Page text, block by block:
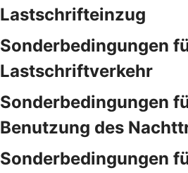
Lastschrifteinzug
Sonderbedingungen
Lastschriftverkehr
Sonderbedingungen
Benutzung des
Sonderbedingungen